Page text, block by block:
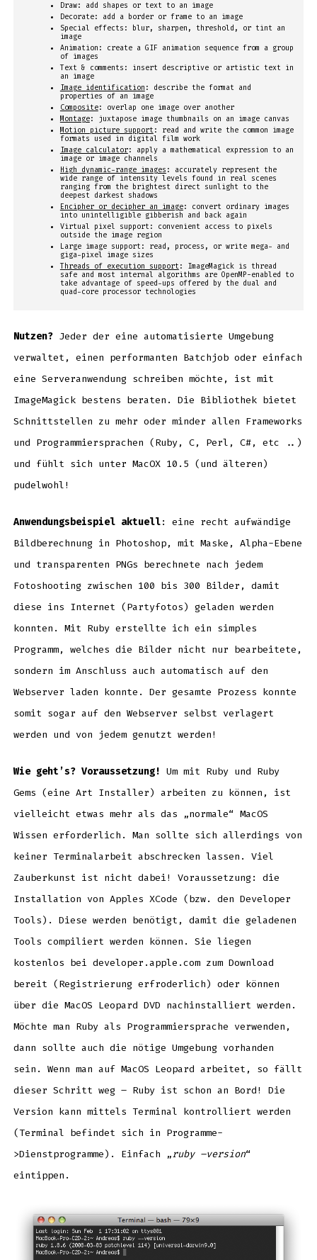
Draw: add shapes or text to an image
Decorate: add a border or frame to an image
Special effects: blur, sharpen, threshold, or tint an
image
Animation: create a GIF animation sequence from a group
of images
Text & comments: insert descriptive or artistic text in
an image
Image identification : describe the format and
properties of an image
Composite: overlap one image over another
Montage: juxtapose image thumbnails on an image canvas
Motion picture support: read and write the common image
formats used in digital film work
Image calculator: apply a mathematical expression to an
image or image channels
High dynamic-range images : accurately represent the
wide range of intensity levels found in real scenes
ranging from the brightest direct sunlight to the
deepest darkest shadows
Encipher or decipher an image: convert ordinary images
into unintelligible gibberish and back again
Virtual pixel support: convenient access to pixels
outside the image region
Large image support: read, process, or write mega- and
giga-pixel image sizes
Threads of execution support: ImageMagick is thread
safe and most internal algorithms are OpenMP-enabled to
take advantage of speed-ups offered by the dual and
quad-core processor technologies
Nutzen?Jeder der eine automatisierte Umgebung
verwaltet, einen performanten Batchjob oder einfach
eine Serveranwendung schreiben möchte, ist mit
ImageMagick bestens beraten. Die Bibliothek bietet
Schnittstellen zu mehr oder minder allen Frameworks
und Programmiersprachen (Ruby, C, Perl, C#, etc ..)
und fühlt sich unter MacOX 10.5 (und älteren)
pudelwohl!
Anwendungsbeispiel aktuell: eine recht aufwändige
Bildberechnung in Photoshop, mit Maske, Alpha-Ebene
und transparenten PNGs berechnete nach jedem
Fotoshooting zwischen 100 bis 300 Bilder, damit
diese ins Internet (Partyfotos) geladen werden
konnten. Mit Ruby erstellte ich ein simples
Programm, welches die Bilder nicht nur bearbeitete,
sondern im Anschluss auch automatisch auf den
Webserver laden konnte. Der gesamte Prozess konnte
somit sogar auf den Webserver selbst verlagert
werden und von jedem genutzt werden!
Wie geht’s? Voraussetzung! Um mit Ruby und Ruby
Gems (eine Art Installer) arbeiten zu können, ist
vielleicht etwas mehr als das „normale“ MacOS
Wissen erforderlich. Man sollte sich allerdings von
keiner Terminalarbeit abschrecken lassen. Viel
Zauberkunst ist nicht dabei! Voraussetzung: die
Installation von Apples XCode (bzw. den Developer
Tools). Diese werden benötigt, damit die geladenen
Tools compiliert werden können. Sie liegen
kostenlos bei developer.apple.com zum Download
bereit (Registrierung erfroderlich) oder können
über die MacOS Leopard DVD nachinstalliert werden.
Möchte man Ruby als Programmiersprache verwenden,
dann sollte auch die nötige Umgebung vorhanden
sein. Wenn man auf MacOS Leopard arbeitet, so fällt
dieser Schritt weg – Ruby ist schon an Bord! Die
Version kann mittels Terminal kontrolliert werden
(Terminal befindet sich in Programme-
>Dienstprogramme). Einfach „ruby –version“
eintippen.